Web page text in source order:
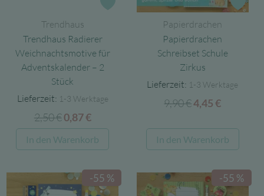
Zur Wunschliste
Trendhaus
Trendhaus Radierer
Weichnachtsmotive für
Adventskalender – 2
Stück
Lieferzeit: 1-3 Werktage
2,50€ Ursprünglicher
Preis
war:
0,87€Aktueller
Preis
ist:
In den Warenkorb
Papierdrachen
Papierdrachen
Schreibset Schule
Zirkus
Lieferzeit: 1-3 Werktage
9,90€Ursprünglicher
war:
9,90 €
4,45€
ist:
4,45 €.
In den Warenkorb
-55 % -55 %